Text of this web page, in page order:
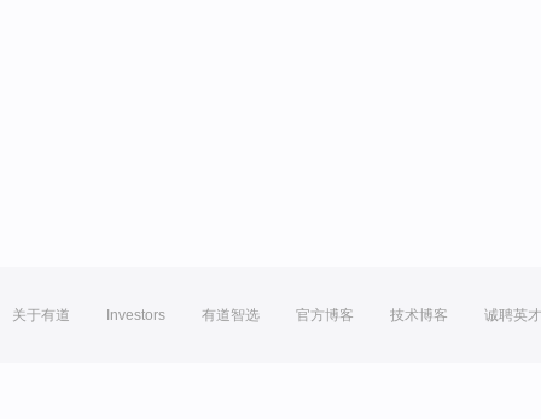
关于有道 Investors 有道智选 官方博客 技术博客 诚聘英才